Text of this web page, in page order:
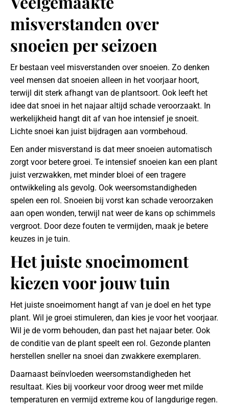
misverstanden over
snoeien per seizoen
Er bestaan veel misverstanden over snoeien. Zo denken
veel mensen dat snoeien alleen in het voorjaar hoort,
terwijl dit sterk afhangt van de plantsoort. Ook leeft het
idee dat snoei in het najaar altijd schade veroorzaakt. In
werkelijkheid hangt dit af van hoe intensief je snoeit.
Lichte snoei kan juist bijdragen aan vormbehoud.
Een ander misverstand is dat meer snoeien automatisch
zorgt voor betere groei. Te intensief snoeien kan een plant
juist verzwakken, met minder bloei of een tragere
ontwikkeling als gevolg. Ook weersomstandigheden
spelen een rol. Snoeien bij vorst kan schade veroorzaken
aan open wonden, terwijl nat weer de kans op schimmels
vergroot. Door deze fouten te vermijden, maak je betere
keuzes in je tuin.
Het juiste snoeimoment
kiezen voor jouw tuin
Het juiste snoeimoment hangt af van je doel en het type
plant. Wil je groei stimuleren, dan kies je voor het voorjaar.
Wil je de vorm behouden, dan past het najaar beter. Ook
de conditie van de plant speelt een rol. Gezonde planten
herstellen sneller na snoei dan zwakkere exemplaren.
Daarnaast beïnvloeden weersomstandigheden het
resultaat. Kies bij voorkeur voor droog weer met milde
temperaturen en vermijd extreme kou of langdurige regen.